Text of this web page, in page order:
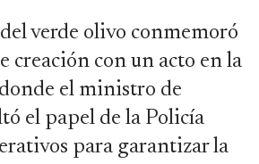
verde olivo conmemoró
creación con un acto en la
el ministro de
el papel de la Policía
para garantizar la